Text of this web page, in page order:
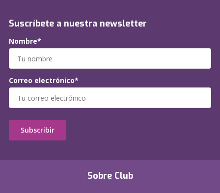
Sobre Club
Suscríbete a nuestra newsletter
Nombre*
Correo electrónico*
Subscribir